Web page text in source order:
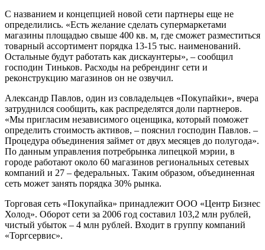
С названием и концепцией новой сети партнеры еще не
определились. «Есть желание сделать супермаркетами
магазины площадью свыше 400 кв. м, где сможет разместиться
товарный ассортимент порядка 13-15 тыс. наименований.
Остальные будут работать как дискаунтеры», – сообщил
господин Тиньков. Расходы на ребрендинг сети и
реконструкцию магазинов он не озвучил.
Александр Павлов, один из совладельцев «Покупайки», вчера
затруднился сообщить, как распределятся доли партнеров.
«Мы пригласим независимого оценщика, который поможет
определить стоимость активов, – пояснил господин Павлов. –
Процедура объединения займет от двух месяцев до полугода».
По данным управления потребрынка липецкой мэрии, в
городе работают около 60 магазинов региональных сетевых
компаний и 27 – федеральных. Таким образом, объединенная
сеть может занять порядка 30% рынка.
Торговая сеть «Покупайка» принадлежит ООО «Центр Бизнес
Холод». Оборот сети за 2006 год составил 103,2 млн рублей,
чистый убыток – 4 млн рублей. Входит в группу компаний
«Торгсервис».